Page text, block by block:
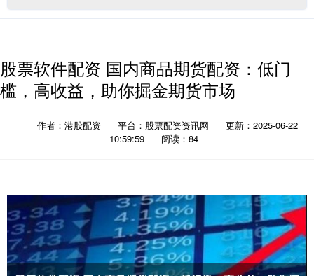
股票软件配资 国内商品期货配资：低门
槛，高收益，助你掘金期货市场
作者：港股配资 平台：股票配资资讯网
更新：2025-06-22
10:59:59
阅读：84